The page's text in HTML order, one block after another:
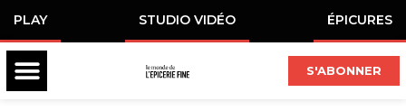
PLAY STUDIO VIDÉO ÉPICURES
S'ABONNER